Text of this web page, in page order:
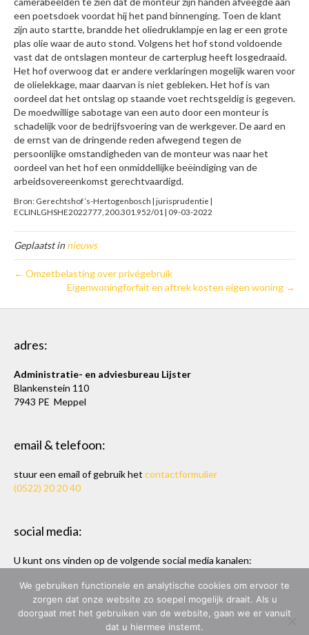
een poetsdoek voordat hij het pand binnenging. Toen de klant
zijn auto startte, brandde het oliedruklampje en lag er een grote
plas olie waar de auto stond. Volgens het hof stond voldoende
vast dat de ontslagen monteur de carterplug heeft losgedraaid.
Het hof overwoog dat er andere verklaringen mogelijk waren voor
de olielekkage, maar daarvan is niet gebleken. Het hof is van
oordeel dat het ontslag op staande voet rechtsgeldig is gegeven.
De moedwillige sabotage van een auto door een monteur is
schadelijk voor de bedrijfsvoering van de werkgever. De aard en
de ernst van de dringende reden afwegend tegen de
persoonlijke omstandigheden van de monteur was naar het
oordeel van het hof een onmiddellijke beëindiging van de
arbeidsovereenkomst gerechtvaardigd.
Bron: Gerechtshof ‘s-Hertogenbosch | jurisprudentie |
ECLINLGHSHE2022777, 200.301.952/01 | 09-03-2022
Geplaatst innieuws
← Omzetbelasting over privégebruik
Eigenwoningforfait en aftrek kosten eigen woning →
adres:
Administratie- en adviesbureau Lijster
Blankenstein 110
7943 PE Meppel
email & telefoon:
stuur een email of gebruik het contactformulier
(0522) 20 20 40
social media:
U kunt ons vinden op de volgende social media kanalen:
ADMINISTRATIE- & ADVIESBUREAU LIJSTER
We gebruiken functionele en analytische cookies om ervoor te
zorgen dat onze website zo soepel mogelijk draait. Als u
doorgaat met het gebruiken van de website, gaan we er vanuit
dat u hiermee instemt.